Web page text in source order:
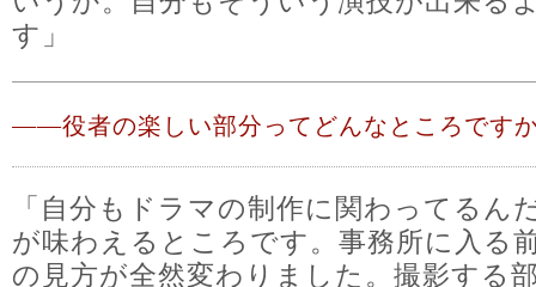
す」
――役者の楽しい部分ってどんなところです
「自分もドラマの制作に関わってる
が味わえるところです。事務所に入る
の見方が全然変わりました。撮影する